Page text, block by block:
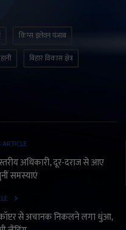
किंग्स इलेवन पंजाब
बिहार विकास क्षेत्र
अधिकारी, दूर-दराज से आए
समस्याएं
से अचानक निकलने लगा धुंआ,